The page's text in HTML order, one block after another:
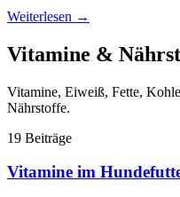
Weiterlesen →
Vitamine &
Vitamine, Eiweiß, Fette,
Nährstoffe.
19 Beiträge
Vitamine im